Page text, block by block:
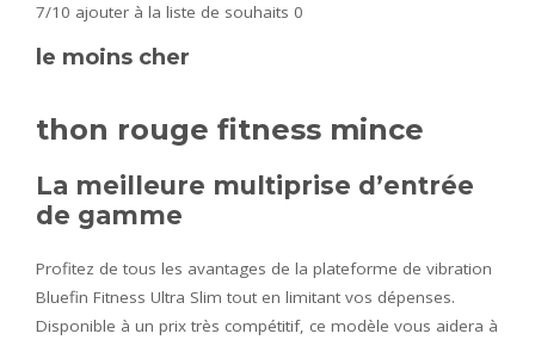
7/10 ajouter à la liste de souhaits 0
le moins cher
thon rouge fitness mince
La meilleure multiprise d’entrée
de gamme
Profitez de tous les avantages de la plateforme de vibration
Bluefin Fitness Ultra Slim tout en limitant vos dépenses.
Disponible à un prix très compétitif, ce modèle vous aidera à